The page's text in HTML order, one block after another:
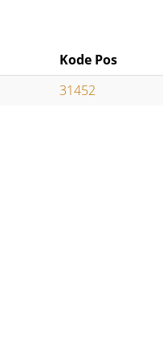
Kode Pos
31452